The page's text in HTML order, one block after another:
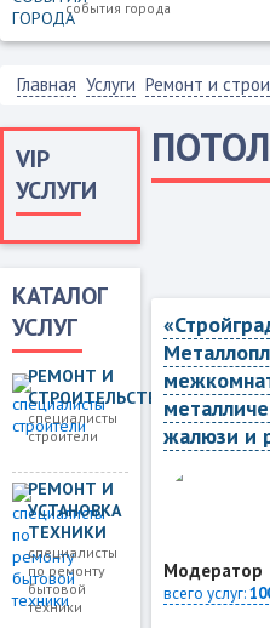
события города
Главная Услуги Ремонт и
VIP
УСЛУГИ
КАТАЛОГ
УСЛУГ
РЕМОНТ И
СТРОИТЕЛЬСТВО
специалисты
строители
РЕМОНТ И
УСТАНОВКА
ТЕХНИКИ
специалисты
по ремонту
бытовой
техники
жалюзи и
Модератор
всего услуг: